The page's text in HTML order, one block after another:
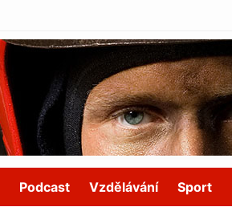
Podcast Vzdělávání Sport